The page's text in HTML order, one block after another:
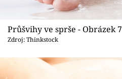
Průšvihy ve sprše - Obrázek 7
Zdroj: Thinkstock